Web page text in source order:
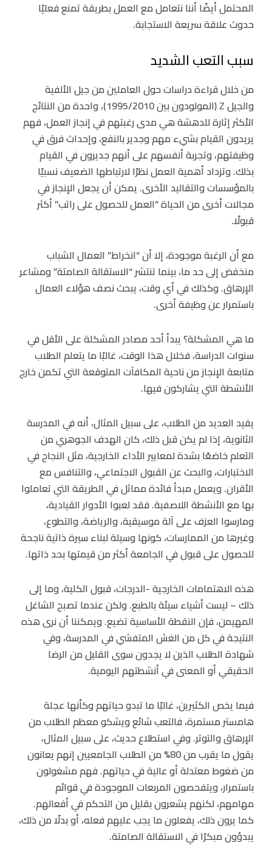
المحتمل أيضًا أننا نتعامل مع العمل بطريقة تمنع فعليًا
حدوث علاقة سريعة الاستجابة.
سبب التعب الشديد
من خلال قراءة دراسات حول العاملين من جيل الألفية
والجيل Z (المولودون بين 1995/2010)، واحدة من النتائج
الأكثر إثارة للدهشة هي مدى رغبتهم في إنجاز العمل، فهم
يريدون القيام بشيء مهم وجدير بالنفع، وإحداث فرق في
وظيفتهم، وتجربة أنفسهم على أنهم جديرون في القيام
بذلك. وتزداد أهمية العمل نظرًا لارتباطها الضعيف نسبيًا
بالمؤسسات والتقاليد الأخرى. يمكن أن يجعل الإنجاز في
مجالات أخرى من الحياة “العمل للحصول على راتب” أكثر
قبولًا.
مع أن الرغبة موجودة، إلا أن “انخراط” العمال الشباب
منخفض إلى حد ما، بينما تنتشر “الاستقالة الصامتة” ومشاعر
الإرهاق. وكذلك في أي وقت، يبحث نصف هؤلاء العمال
باستمرار عن وظيفة أخرى.
ما هي المشكلة؟ يبدأ أحد مصادر المشكلة على الأقل في
سنوات الدراسة، فخلال هذا الوقت، غالبًا ما يتعلم الطلاب
متابعة الإنجاز من ناحية المكافآت المتوقعة التي تكمن خارج
الأنشطة التي يشاركون فيها.
يفيد العديد من الطلاب، على سبيل المثال، أنه في المدرسة
الثانوية، إذا لم يكن قبل ذلك، كان الهدف الجوهري من
التعلم خاضعًا بشدة لمعايير الأداء الخارجية، مثل النجاح في
الاختبارات، والبحث عن القبول الاجتماعي، والتنافس مع
الأقران. ويعمل مبدأ فائدة مماثل في الطريقة التي تعاملوا
بها مع الأنشطة اللاصفية. فقد لعبوا الأدوار القيادية،
ومارسوا العزف على آلة موسيقية، والرياضة، والتطوع،
وغيرها من الممارسات، كونها وسيلة لبناء سيرة ذاتية ناجحة
للحصول على قبول في الجامعة أكثر من قيمتها بحد ذاتها.
هذه الاهتمامات الخارجية -الدرجات، قبول الكلية، وما إلى
ذلك – ليست أشياء سيئة بالطبع. ولكن عندما تصبح الشاغل
المهيمن، فإن النقطة الأساسية تضيع. ويمكننا أن نرى هذه
النتيجة في كل من الغش المتفشي في المدرسة، وفي
شهادة الطلاب الذين لا يجدون سوى القليل من الرضا
الحقيقي أو المعنى في أنشطتهم اليومية.
فيما يخص الكثيرين، غالبًا ما تبدو حياتهم وكأنها عجلة
هامستر مستمرة، فالتعب شائع ويشكو معظم الطلاب من
الإرهاق والتوتر. وفي استطلاع حديث، على سبيل المثال،
يقول ما يقرب من 80% من الطلاب الجامعيين إنهم يعانون
من ضغوط معتدلة أو عالية في حياتهم. فهم مشغولون
باستمرار، ويتفحصون المربعات الموجودة في قوائم
مهامهم، لكنهم يشعرون بقليل من التحكم في أفعالهم.
كما يرون ذلك، يفعلون ما يجب عليهم فعله، أو بدلًا من ذلك،
يبدؤون مبكرًا في الاستقالة الصامتة.